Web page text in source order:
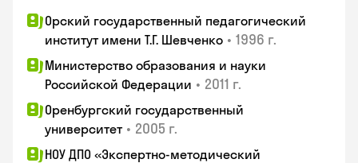
Орский государственный педагогический
институт имени Т.Г. Шевченко • 1996 г.
Министерство образования и науки
Российской Федерации • 2011 г.
Оренбургский государственный
университет • 2005 г.
НОУ ДПО «Экспертно-методический